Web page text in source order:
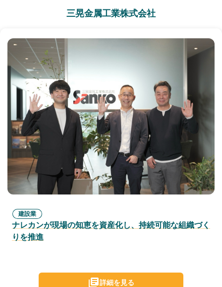
三晃金属工業株式会社
建設業
ナレカンが現場の知恵を資産化し、持続可能な組織づく
りを推進
詳細を見る